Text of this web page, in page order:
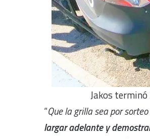
Jakos
“Que la grilla sea por
largar adelante y